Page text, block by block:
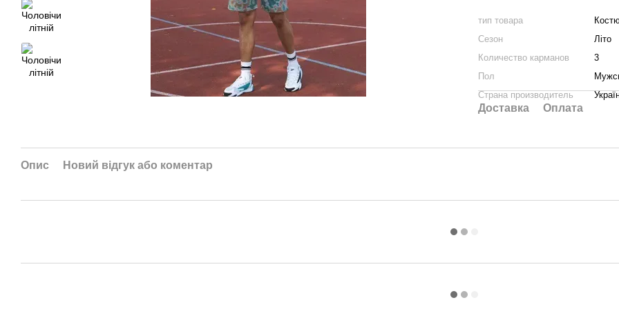
тип товара
Сезон
Літо
Количество карманов
3
Пол
Страна производитель
Доставка Оплата
Опис Новий відгук або коментар